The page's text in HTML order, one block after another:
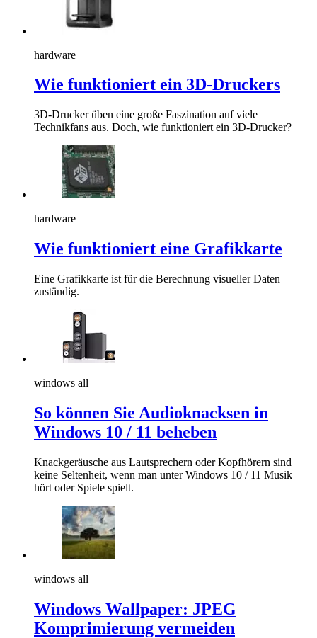
hardware
Wie funktioniert ein 3D-Druckers
3D-Drucker üben eine große Faszination auf viele
Technikfans aus. Doch, wie funktioniert ein 3D-Drucker?
hardware
Wie funktioniert eine Grafikkarte
Eine Grafikkarte ist für die Berechnung visueller Daten
zuständig.
windows all
So können Sie Audioknacksen in
Windows 10 / 11 beheben
Knackgeräusche aus Lautsprechern oder Kopfhörern sind
keine Seltenheit, wenn man unter Windows 10 / 11 Musik
hört oder Spiele spielt.
windows all
Windows Wallpaper: JPEG
Komprimierung vermeiden